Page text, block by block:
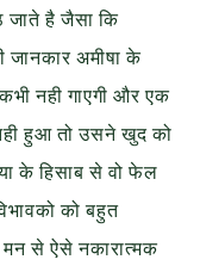
है जैसा कि
जानकार अमीषा के
नही गाएगी और एक
हुआ तो उसने खुद को
के हिसाब से वो फेल
को बहुत
मन से ऐसे नकारात्मक